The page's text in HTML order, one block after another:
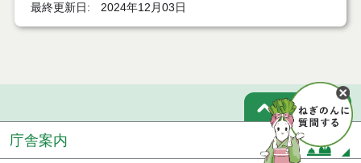
最終更新日
2024年12月03日
ページトップ
庁舎案内